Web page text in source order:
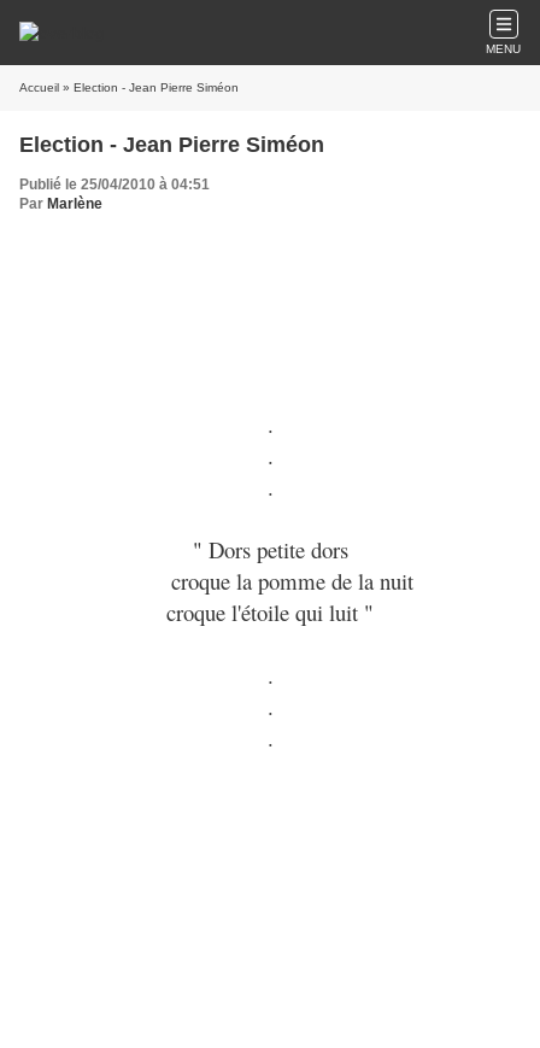
MENU
Accueil » Election - Jean Pierre Siméon
Election - Jean Pierre Siméon
Publié le 25/04/2010 à 04:51
Par Marlène
.
.
.
" Dors petite dors
croque la pomme de la nuit
croque l'étoile qui luit "
.
.
.